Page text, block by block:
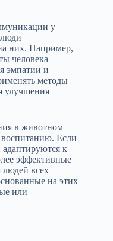
у
них. Например,
человека
эмпатии и
методы
улучшения
в животном
Если
к
эффективные
людей всех
на этих
или